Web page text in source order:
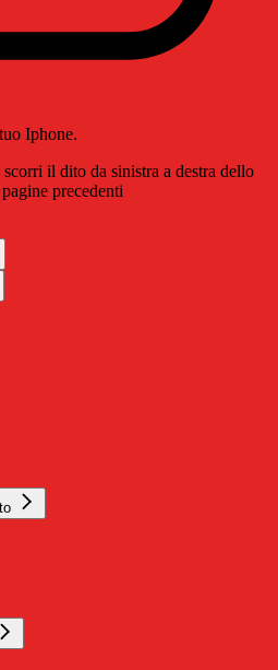
Iphone.
il dito da sinistra a destra dello
precedenti